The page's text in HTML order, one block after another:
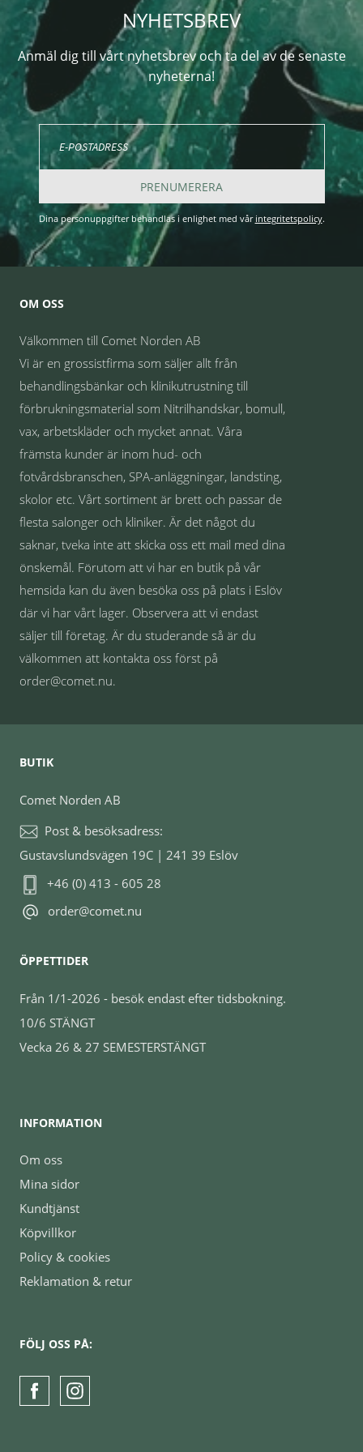
NYHETSBREV
Anmäl dig till vårt nyhetsbrev och ta del av de senaste
nyheterna!
PRENUMERERA
Dina personuppgifter behandlas i enlighet med vår integritetspolicy.
OM OSS
Välkommen till Comet Norden AB
Vi är en grossistfirma som säljer allt från
behandlingsbänkar och klinikutrustning till
förbrukningsmaterial som Nitrilhandskar, bomull,
vax, arbetskläder och mycket annat. Våra
främsta kunder är inom hud- och
fotvårdsbranschen, SPA-anläggningar, landsting,
skolor etc. Vårt sortiment är brett och passar de
flesta salonger och kliniker. Är det något du
saknar, tveka inte att skicka oss ett mail med dina
önskemål. Förutom att vi har en butik på vår
hemsida kan du även besöka oss på plats i Eslöv
där vi har vårt lager. Observera att vi endast
säljer till företag. Är du studerande så är du
välkommen att kontakta oss först på
order@comet.nu.
BUTIK
Comet Norden AB
Post & besöksadress:
Gustavslundsvägen 19C | 241 39 Eslöv
+46 (0) 413 - 605 28
order@comet.nu
ÖPPETTIDER
Från 1/1-2026 - besök endast efter tidsbokning.
10/6 STÄNGT
Vecka 26 & 27 SEMESTERSTÄNGT
INFORMATION
Om oss
Mina sidor
Kundtjänst
Köpvillkor
Policy & cookies
Reklamation & retur
FÖLJ OSS PÅ: